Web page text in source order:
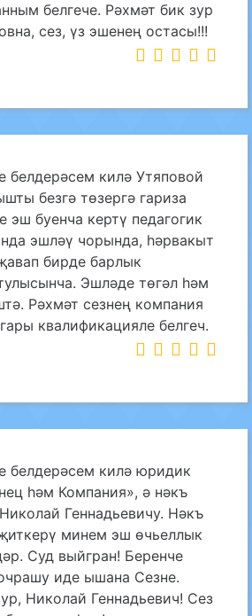
белгече. Рәхмәт бик зур
сез, үз эшенең остасы!!!
белдерәсем килә Утяповой
безгә төзергә гариза
эш буенча кертү педагогик
эшләү чорында, һәрвакыт
бирде барлык
Эшләде төгәл һәм
Рәхмәт сезнең компания
квалификацияле белгеч.
белдерәсем килә юридик
һәм Компания», ә нәкъ
Геннадьевичу. Нәкъ
минем эш өчьеллык
Суд выйгран! Беренче
иде ышана Сезне.
Николай Геннадьевич! Сез